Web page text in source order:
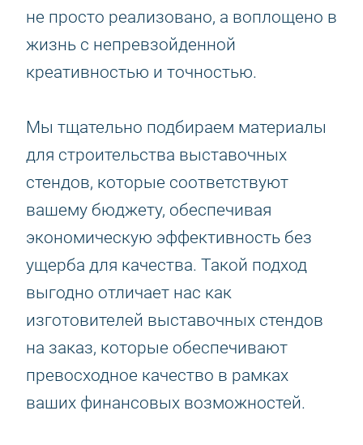
не просто реализовано, а воплощено в
жизнь с непревзойденной
креативностью и точностью.
Мы тщательно подбираем материалы
для строительства выставочных
стендов, которые соответствуют
вашему бюджету, обеспечивая
экономическую эффективность без
ущерба для качества. Такой подход
выгодно отличает нас как
изготовителей выставочных стендов
на заказ, которые обеспечивают
превосходное качество в рамках
ваших финансовых возможностей.